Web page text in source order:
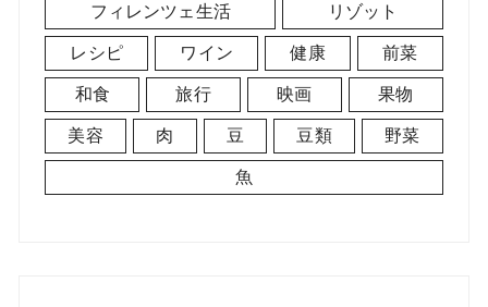
フィレンツェ生活
リゾット
レシピ
ワイン 健康
前菜
和食
旅行 映画
果物
美容
肉 豆 豆類
野菜
魚